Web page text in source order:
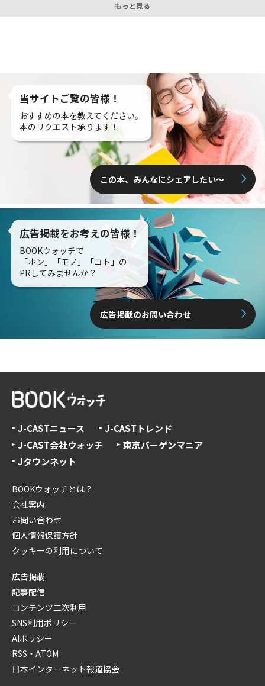
もっと見る
当サイトご覧の皆様！
おすすめの本を教えてください。
本のリクエスト承ります！
この本、みんなにシェアしたい〜
広告掲載をお考えの皆様！
BOOKウォッチで
「ホン」「モノ」「コト」の
PRしてみませんか？
広告掲載のお問い合わせ
J-CASTニュース
J-CASTトレンド
J-CAST会社ウォッチ
東京バーゲンマニア
Jタウンネット
BOOKウォッチとは？
会社案内
お問い合わせ
個人情報保護方針
クッキーの利用について
広告掲載
記事配信
コンテンツ二次利用
SNS利用ポリシー
AIポリシー
RSS・ATOM
日本インターネット報道協会